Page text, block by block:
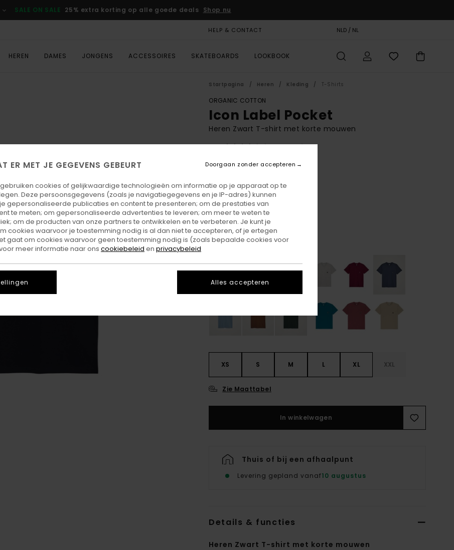
SALE ON SALE 25% extra korting op alle goede deals Shop nu
HELP & CONTACT NLD / NL
HEREN DAMES JONGENS ACCESSOIRES SKATEBOARDS LOOKBOOK
Startpagina Heren Kleding T-Shirts
ORGANIC COTTON
Icon Label Pocket
Heren Zwart T-shirt met korte mouwen
4.7
€ 15,75
SALE
SALE ON SALE 25% EXTRA
KleurFlint Black
XS S M L XL XXL
Zie Maattabel
In winkelwagen
Thuis of bij een afhaalpunt
Levering gepland vanaf10 augustus
Details & functies
Heren Zwart T-shirt met korte mouwen
ER MET JE GEGEVENS GEBEURT
cookies of gelijkwaardige technologieën om informatie op je apparaat op te
Deze persoonsgegevens (zoals je navigatiegegevens en je IP-adres) kunnen
gepersonaliseerde publicaties en content te presenteren; om de prestaties van
te meten; om gepersonaliseerde advertenties te leveren; om meer te weten te
om de producten van onze partners te ontwikkelen en te verbeteren. Je kunt je
cookies waarvoor je toestemming nodig is al dan niet te accepteren, of je ertegen
gaat om cookies waarvoor geen toestemming nodig is (zoals bepaalde cookies voor
meer informatie naar ons cookiebeleid en privacybeleid
Doorgaan zonder accepteren
Alles accepteren